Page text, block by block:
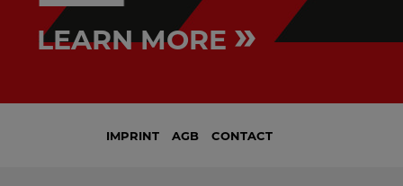
LEARN MORE »
IMPRINT AGB CONTACT